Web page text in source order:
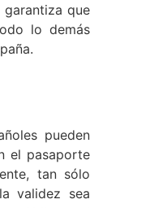
garantiza que
lo demás
pueden
el pasaporte
tan sólo
validez sea